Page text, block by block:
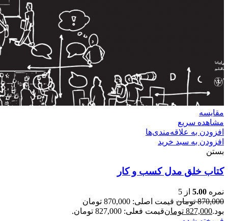
مقایسه
مشاهده سریع
افزودن به علاقه‌مندی‌ها
افزودن به سبد خرید
بستن
کتاب خلق مدل کسب و کار
نمره 5.00 از 5
870,000 تومان
قیمت اصلی: 870,000 تومان
بود.827,000 تومانقیمت فعلی: 827,000 تومان.